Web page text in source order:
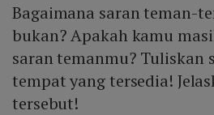
Bagaimana saran teman-
bukan? Apakah kamu
saran temanmu? Tuliskan
tempat yang tersedia!
tersebut!